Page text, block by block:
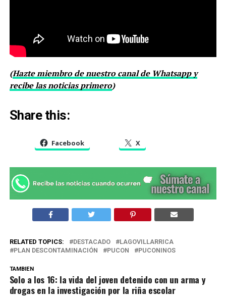
(Hazte miembro de nuestro canal de Whatsapp y
recibe las noticias primero)
Share this:
Facebook X
RELATED TOPICS: DESTACADO
LAGOVILLARRICA
PLAN DESCONTAMINACIÓN
PUCON PUCONINOS
TAMBIEN
Solo a los 16: la vida del joven detenido con un arma y
drogas en la investigación por la riña escolar